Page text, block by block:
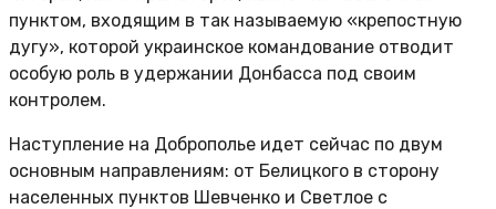
пунктом, входящим в так называемую «крепостную
дугу», которой украинское командование отводит
особую роль в удержании Донбасса под своим
контролем.
Наступление на Доброполье идет сейчас по двум
основным направлениям: от Белицкого в сторону
населенных пунктов Шевченко и Светлое с